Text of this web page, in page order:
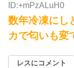
ID:+mPzALuH0
数年冷凍にし
カで匂いも変
レスにコメント